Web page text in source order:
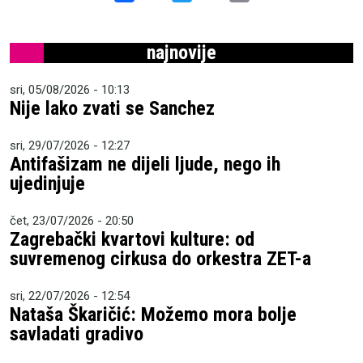
najnovije
sri, 05/08/2026 - 10:13
Nije lako zvati se Sanchez
sri, 29/07/2026 - 12:27
Antifašizam ne dijeli ljude, nego ih
ujedinjuje
čet, 23/07/2026 - 20:50
Zagrebački kvartovi kulture: od
suvremenog cirkusa do orkestra ZET-a
sri, 22/07/2026 - 12:54
Nataša Škaričić: Možemo mora bolje
savladati gradivo